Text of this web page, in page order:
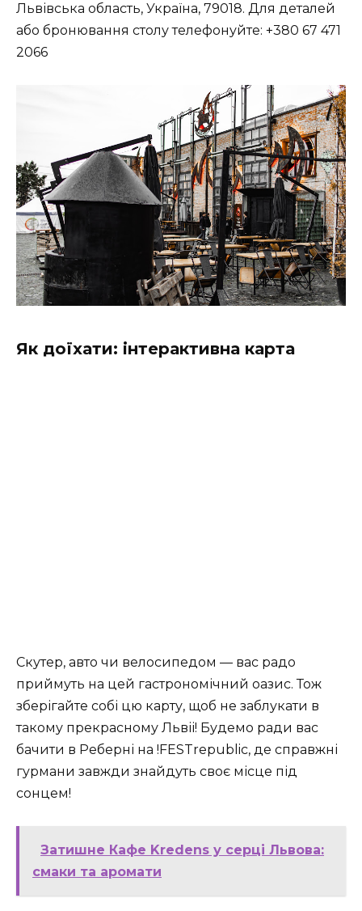
Львівська область, Україна, 79018. Для деталей
або бронювання столу телефонуйте: +380 67 471
2066
Як доїхати: інтерактивна карта
Скутер, авто чи велосипедом — вас радо
приймуть на цей гастрономічний оазис. Тож
зберігайте собі цю карту, щоб не заблукати в
такому прекрасному Львіі! Будемо ради вас
бачити в Реберні на !FESTrepublic, де справжні
гурмани завжди знайдуть своє місце під
сонцем!
Затишне Кафе Kredens у серці Львова:
смаки та аромати